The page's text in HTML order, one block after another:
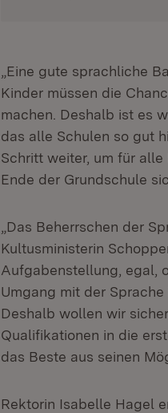
„Eine gute sprachliche
Kinder müssen die
machen. Deshalb ist es
das alle Schulen so gut
Schritt weiter, um für
Ende der Grundschule
„Das Beherrschen der
Kultusministerin
Aufgabenstellung, egal,
Umgang mit der
Deshalb wollen wir
Qualifikationen in die
das Beste aus seinen
Rektorin Isabelle Hagel